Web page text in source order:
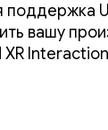
поддержка
вашу
XR